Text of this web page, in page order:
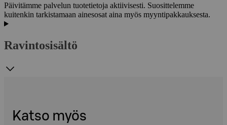
Päivitämme palvelun tuotetietoja aktiivisesti. Suosittelemme
kuitenkin tarkistamaan ainesosat aina myös myyntipakkauksesta.
Ravintosisältö
Katso myös